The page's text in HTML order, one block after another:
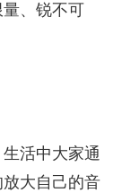
、锐不可
活中大家通
大自己的音